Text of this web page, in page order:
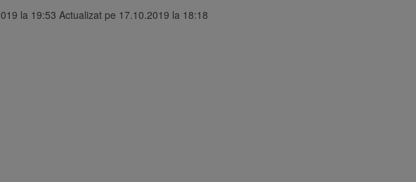
la 19:53 Actualizat pe 17.10.2019 la 18:18